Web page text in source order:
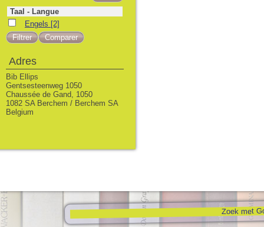
Zoek met
Taal - Langue
Engels [2]
Adres
Bib Ellips
Gentsesteenweg 1050
Chaussée de Gand, 1050
1082 SA Berchem / Berchem SA
Belgium